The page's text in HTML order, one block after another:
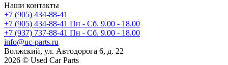
Наши контакты
+7 (905) 434-88-41
+7 (905) 434-88-41 Пн - Сб. 9.00 - 18.00
+7 (937) 737-88-41 Пн - Сб. 9.00 - 18.00
info@uc-parts.ru
Волжский, ул. Автодорога 6, д. 22
2026 © Used Car Parts